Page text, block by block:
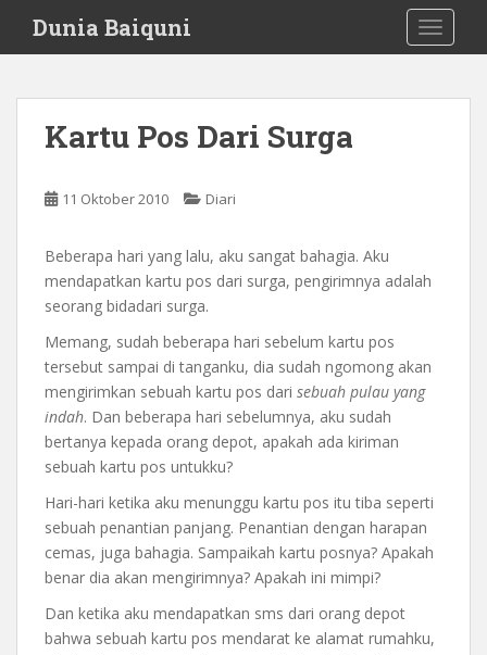
i
Dunia Baiquni
Kartu Pos Dari Surga
11 Oktober 2010 Diari
Beberapa hari yang lalu, aku sangat bahagia. Aku
mendapatkan kartu pos dari surga, pengirimnya adalah
seorang bidadari surga.
Memang, sudah beberapa hari sebelum kartu pos
tersebut sampai di tanganku, dia sudah ngomong akan
mengirimkan sebuah kartu pos dari sebuah pulau yang
indah. Dan beberapa hari sebelumnya, aku sudah
bertanya kepada orang depot, apakah ada kiriman
sebuah kartu pos untukku?
Hari-hari ketika aku menunggu kartu pos itu tiba seperti
sebuah penantian panjang. Penantian dengan harapan
cemas, juga bahagia. Sampaikah kartu posnya? Apakah
benar dia akan mengirimnya? Apakah ini mimpi?
Dan ketika aku mendapatkan sms dari orang depot
bahwa sebuah kartu pos mendarat ke alamat rumahku,